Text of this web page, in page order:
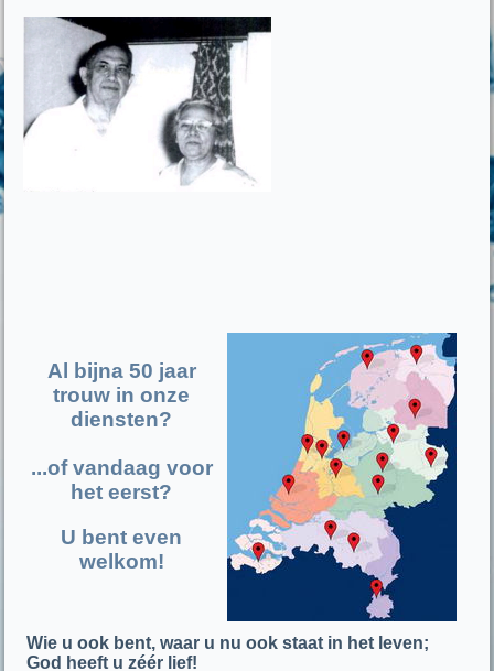
Al bijna 50 jaar
trouw in onze
diensten?
...of vandaag voor
het eerst?
U bent even
welkom!
Wie u ook bent, waar u nu ook staat in het leven;
God heeft u zéér lief!